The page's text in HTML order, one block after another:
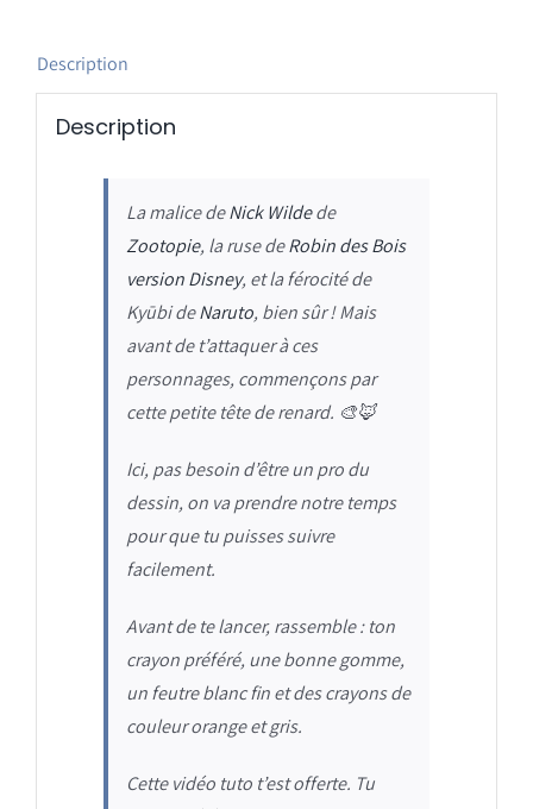
Description
Description
La malice deNick Wildede
Zootopie, la ruse deRobin des Bois
version Disney, et la férocité de
Kyūbi deNaruto, bien sûr ! Mais
avant de t’attaquer à ces
personnages, commençons par
cette petite tête de renard. 🎨🦊
Ici, pas besoin d’être un pro du
dessin, on va prendre notre temps
pour que tu puisses suivre
facilement.
Avant de te lancer, rassemble : ton
crayon préféré, une bonne gomme,
un feutre blanc fin et des crayons de
couleur orange et gris.
Cette vidéo tuto t’est offerte. Tu